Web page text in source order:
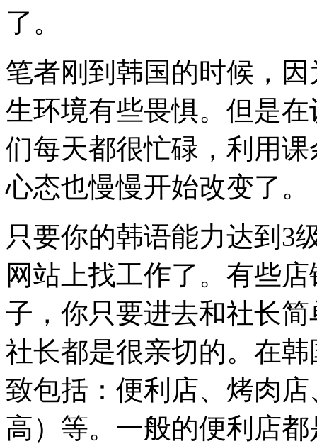
了。
笔者刚到韩国的时候，
生环境有些畏惧。但是
们每天都很忙碌，利用
心态也慢慢开始改变了。
只要你的韩语能力达到3
网站上找工作了。有些店
子，你只要进去和社长
社长都是很亲切的。在
致包括：便利店、烤肉
高）等。一般的便利店